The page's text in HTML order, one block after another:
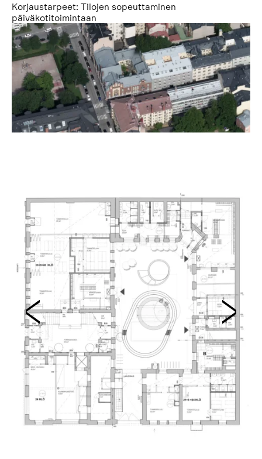
Korjaustarpeet: Tilojen sopeuttaminen
päiväkotitoimintaan